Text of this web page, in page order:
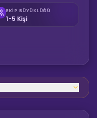
EKIP BÜYÜKLÜĞÜ
1-5 Kişi